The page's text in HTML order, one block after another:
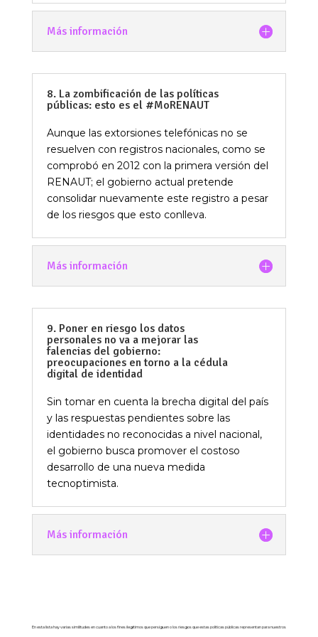
Más información
8. La zombificación de las políticas
públicas: esto es el #MoRENAUT
Aunque las extorsiones telefónicas no se
resuelven con registros nacionales, como se
comprobó en 2012 con la primera versión del
RENAUT; el gobierno actual pretende
consolidar nuevamente este registro a pesar
de los riesgos que esto conlleva.
Más información
9. Poner en riesgo los datos
personales no va a mejorar las
falencias del gobierno:
preocupaciones en torno a la cédula
digital de identidad
Sin tomar en cuenta la brecha digital del país
y las respuestas pendientes sobre las
identidades no reconocidas a nivel nacional,
el gobierno busca promover el costoso
desarrollo de una nueva medida
tecnoptimista.
Más información
En esta lista hay varias similitudes en cuanto a los fines ilegítimos que persiguen o los riesgos que estas políticas públicas representan para nuestros